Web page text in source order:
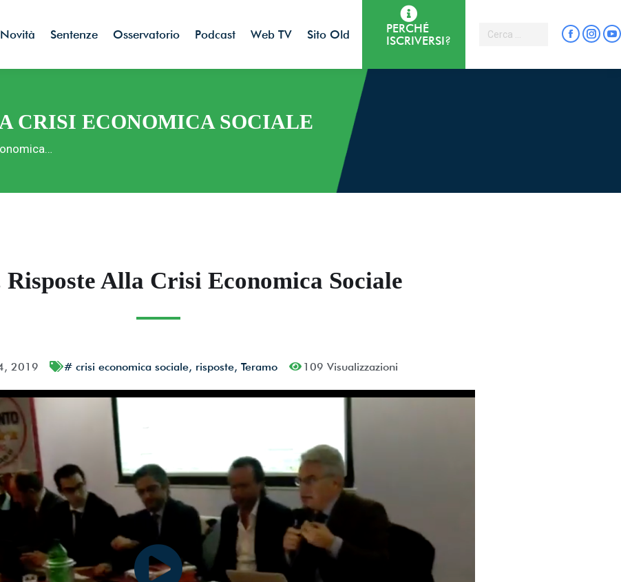
Novità Sentenze Osservatorio Podcast Web TV Sito Old
PERCHÉ
ISCRIVERSI?
CRISI ECONOMICA SOCIALE
Risposte Alla Crisi Economica Sociale
2019 # crisi economica sociale, risposte, Teramo 109 Visualizzazioni
dal mondo della tutela bancaria,
valere, insieme, il potere
per il trattamento dei dati*